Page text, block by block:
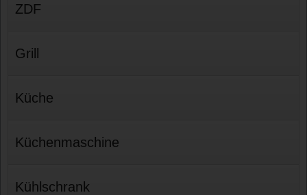
ZDF
Grill
Küche
Küchenmaschine
Kühlschrank